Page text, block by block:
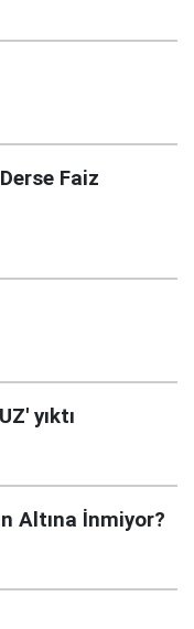
Faiz
yıktı
Altına İnmiyor?